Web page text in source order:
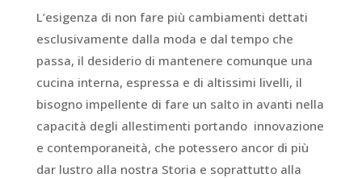
L’esigenza di non fare più cambiamenti dettati
esclusivamente dalla moda e dal tempo che
passa, il desiderio di mantenere comunque una
cucina interna, espressa e di altissimi livelli, il
bisogno impellente di fare un salto in avanti nella
capacità degli allestimenti portando innovazione
e contemporaneità, che potessero ancor di più
dar lustro alla nostra Storia e soprattutto alla